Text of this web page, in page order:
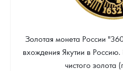
Золотая монета России
вхождения Якутии в
чистого золота